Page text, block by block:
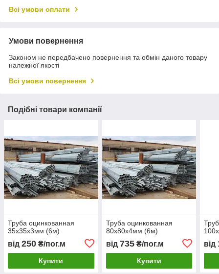
Всі умови оплати
Умови повернення
Законом не передбачено повернення та обмін даного товару
належної якості
Всі умови повернення
Подібні товари компанії
Труба оцинкованная
35х35х3мм (6м)
від 250 ₴/пог.м
Купити
Труба оцинкованная
80х80х4мм (6м)
від 735₴/пог.м
Купити
від